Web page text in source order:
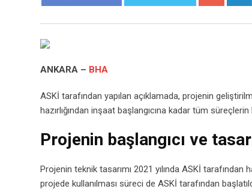
ANKARA – BHA
ASKİ tarafından yapılan açıklamada, projenin
hazırlığından inşaat başlangıcına kadar tüm
Projenin başlangıcı ve
Projenin teknik tasarımı 2021 yılında ASKİ tarafından
projede kullanılması süreci de ASKİ tarafından